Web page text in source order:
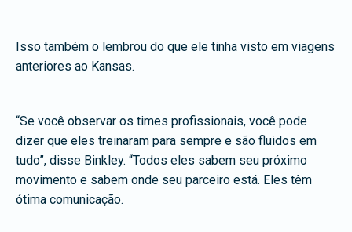
Isso também o lembrou do que ele tinha visto em viagens
anteriores ao Kansas.
“Se você observar os times profissionais, você pode
dizer que eles treinaram para sempre e são fluidos em
tudo”, disse Binkley. “Todos eles sabem seu próximo
movimento e sabem onde seu parceiro está. Eles têm
ótima comunicação.